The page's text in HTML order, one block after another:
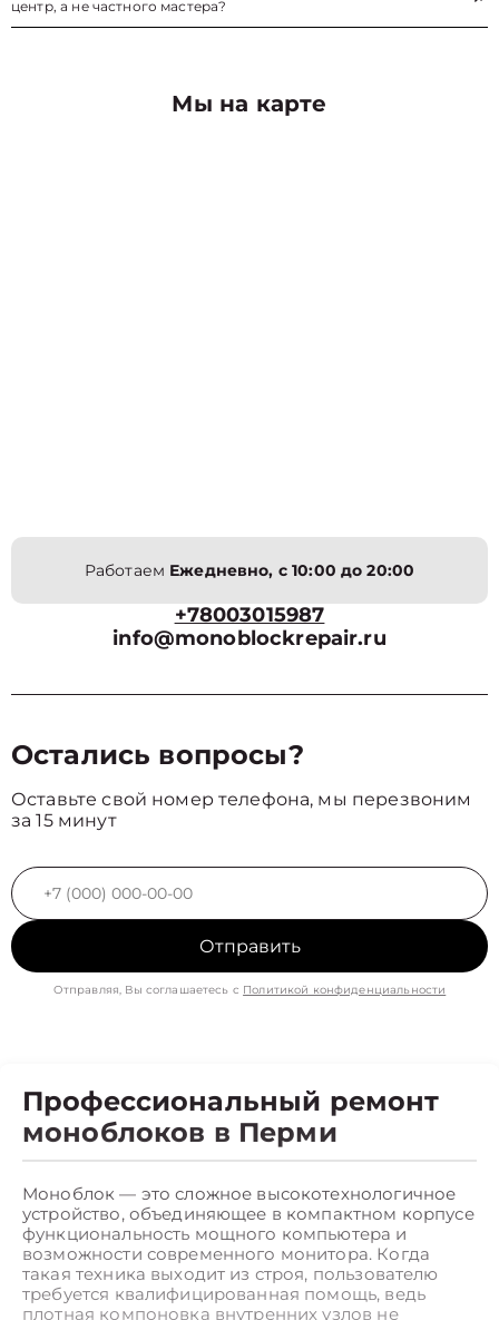
центр, а не частного мастера?
Мы на карте
Работаем Ежедневно, с 10:00 до 20:00
+78003015987
info@monoblockrepair.ru
Остались вопросы?
Оставьте свой номер телефона, мы перезвоним
за 15 минут
Отправить
Отправляя, Вы соглашаетесь с Политикой конфиденциальности
Профессиональный ремонт
моноблоков в Перми
Моноблок — это сложное высокотехнологичное
устройство, объединяющее в компактном корпусе
функциональность мощного компьютера и
возможности современного монитора. Когда
такая техника выходит из строя, пользователю
требуется квалифицированная помощь, ведь
плотная компоновка внутренних узлов не